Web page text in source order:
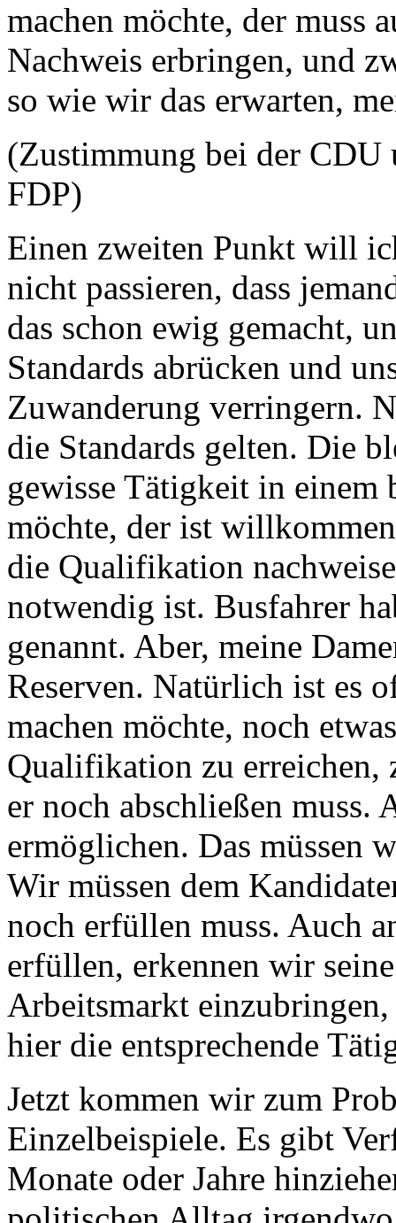
machen möchte, der muss
Nachweis erbringen, und
so wie wir das erwarten,
(Zustimmung bei der CDU
FDP)
Einen zweiten Punkt will
nicht passieren, dass
das schon ewig gemacht,
Standards abrücken und
Zuwanderung verringern.
die Standards gelten. Die
gewisse Tätigkeit in einem
möchte, der ist
die Qualifikation
notwendig ist. Busfahrer
genannt. Aber, meine
Reserven. Natürlich ist es
machen möchte, noch
Qualifikation zu erreichen,
er noch abschließen muss.
ermöglichen. Das müssen
Wir müssen dem
noch erfüllen muss. Auch
erfüllen, erkennen wir
Arbeitsmarkt
hier die entsprechende
Jetzt kommen wir zum
Einzelbeispiele. Es gibt
Monate oder Jahre